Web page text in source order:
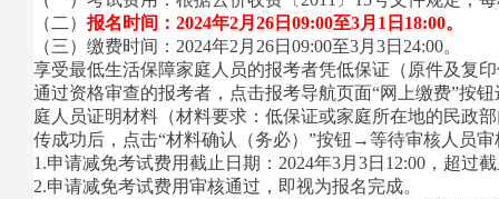
（二） 报名时间：2024年2月26日09:00至3月1日18:00。
（三）缴费时间：2024年2月26日09:00至3月3日24:00。
享受最低生活保障家庭人员的报考者凭低保证（原件及复
通过资格审查的报考者，点击报考导航页面“网上缴费”
庭人员证明材料（材料要求：低保证或家庭所在地的民政
传成功后，点击“材料确认（务必）”按钮→等待审核人员审
1.申请减免考试费用截止日期：2024年3月3日12:00，超过
2.申请减免考试费用审核通过，即视为报名完成。